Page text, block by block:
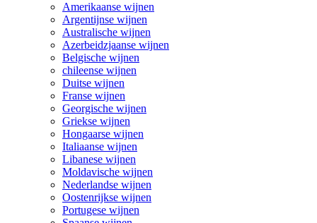
Amerikaanse wijnen
Argentijnse wijnen
Australische wijnen
Azerbeidzjaanse wijnen
Belgische wijnen
chileense wijnen
Duitse wijnen
Franse wijnen
Georgische wijnen
Griekse wijnen
Hongaarse wijnen
Italiaanse wijnen
Libanese wijnen
Moldavische wijnen
Nederlandse wijnen
Oostenrijkse wijnen
Portugese wijnen